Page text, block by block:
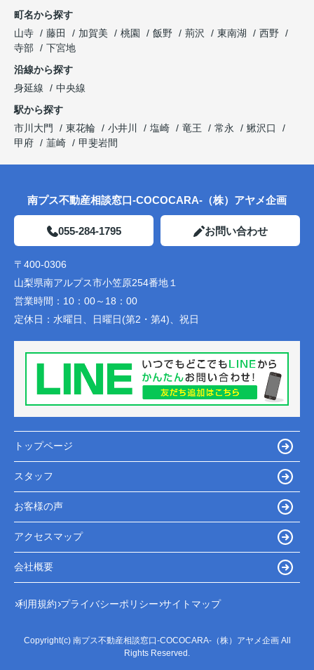
町名から探す
山寺
藤田 加賀美 桃園 飯野 荊沢 東南湖
西野
寺部
下宮地
沿線から探す
身延線
中央線
駅から探す
市川大門
東花輪 小井川 塩崎 竜王 常永
鰍沢口
甲府
韮崎 甲斐岩間
南プス不動産相談窓口-COCOCARA-（株）アヤメ企画
055-284-1795 お問い合わせ
〒400-0306
山梨県南アルプス市小笠原254番地１
営業時間： 10：00～18：00
定休日： 水曜日、日曜日(第2・第4)、祝日
トップページ
スタッフ
お客様の声
アクセスマップ
会社概要
利用規約 プライバシーポリシー サイトマップ
Copyright(c) 南プス不動産相談窓口-COCOCARA-（株）アヤメ企画 All
Rights Reserved.